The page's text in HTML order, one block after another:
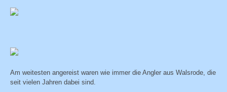
Am weitesten angereist waren wie immer die Angler aus Walsrode, die
seit vielen Jahren dabei sind.